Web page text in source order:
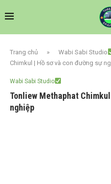
Trang chủ » Wabi Sabi Studio
Chimkul | Hồ sơ và con đường sự
Wabi Sabi Studio
Tonliew Methaphat
nghiệp